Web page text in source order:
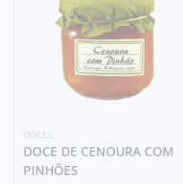
DOCES
DOCE DE CENOURA COM
PINHÕES